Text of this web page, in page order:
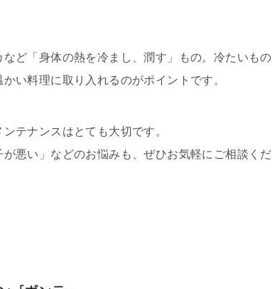
ど「身体の熱を冷まし、潤す」もの。冷たいもの
い料理に取り入れるのがポイントです。
テナンスはとても大切です。
悪い」などのお悩みも、ぜひお気軽にご相談くだ